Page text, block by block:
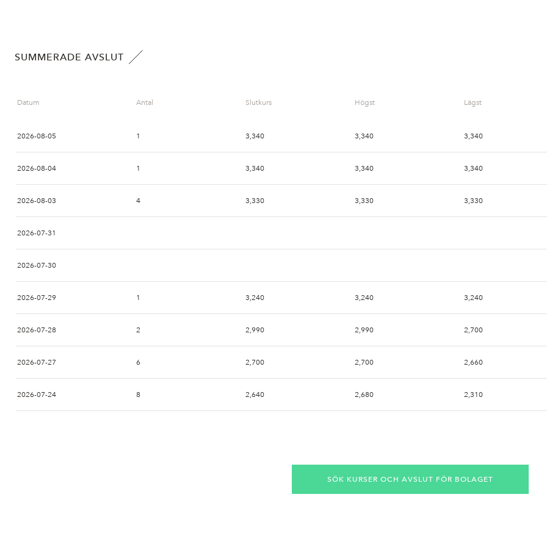
SUMMERADE AVSLUT
Datum Antal Slutkurs Högst Lägst
2026-08-05 1 3,340 3,340 3,340
2026-08-04 1 3,340 3,340 3,340
2026-08-03 4 3,330 3,330 3,330
2026-07-31
2026-07-30
2026-07-29 1 3,240 3,240 3,240
2026-07-28 2 2,990 2,990 2,700
2026-07-27 6 2,700 2,700 2,660
2026-07-24 8 2,640 2,680 2,310
SÖK KURSER OCH AVSLUT FÖR BOLAGET